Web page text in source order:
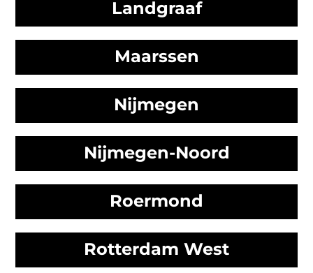
Landgraaf
Maarssen
Nijmegen
Nijmegen-Noord
Roermond
Rotterdam West